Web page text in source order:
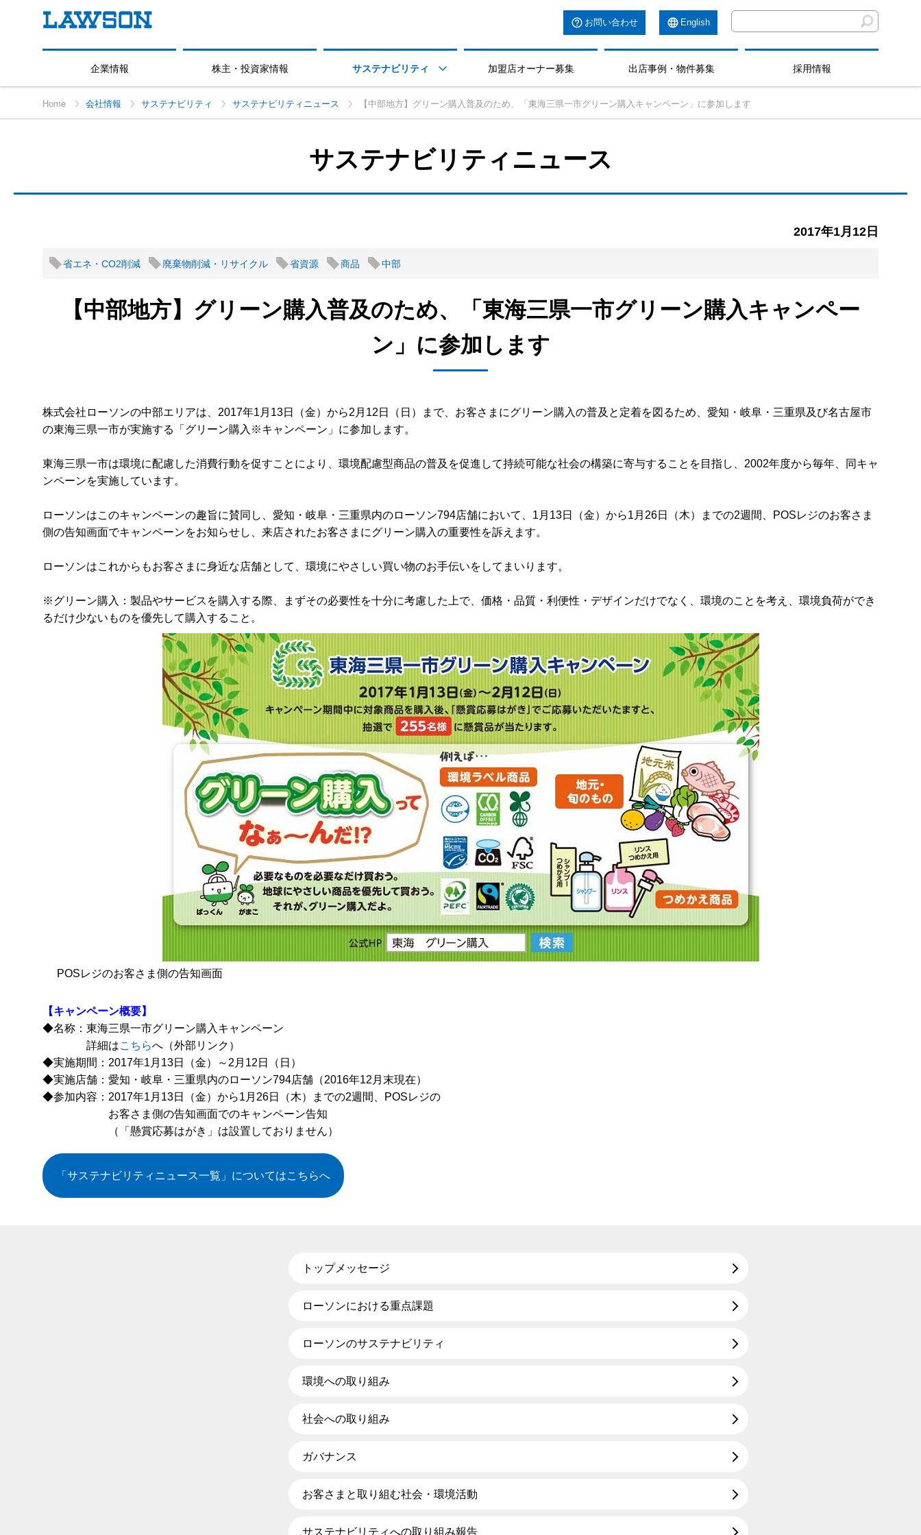
お問い合わせ English
企業情報 株主・投資家情報 サステナビリティ  加盟店オーナー募集 出店事例・物件募集 採用情報
Home 会社情報 サステナビリティ サステナビリティニュース 【中部地方】グリーン購入普及のため、「東海三県一市グリーン購入キャンペーン」に参加します
サステナビリティニュース
2017年1月12日
省エネ・CO2削減 廃棄物削減・リサイクル 省資源 商品 中部
【中部地方】グリーン購入普及のため、「東海三県一市グリーン購入キャンペー
ン」に参加します
株式会社ローソンの中部エリアは、2017年1月13日（金）から2月12日（日）まで、お客さまにグリーン購入の普及と定着を図るため、愛知・岐阜・三重県及び名古屋市
の東海三県一市が実施する「グリーン購入※キャンペーン」に参加します。
東海三県一市は環境に配慮した消費行動を促すことにより、環境配慮型商品の普及を促進して持続可能な社会の構築に寄与することを目指し、2002年度から毎年、同キャ
ンペーンを実施しています。
ローソンはこのキャンペーンの趣旨に賛同し、愛知・岐阜・三重県内のローソン794店舗において、1月13日（金）から1月26日（木）までの2週間、POSレジのお客さま
側の告知画面でキャンペーンをお知らせし、来店されたお客さまにグリーン購入の重要性を訴えます。
ローソンはこれからもお客さまに身近な店舗として、環境にやさしい買い物のお手伝いをしてまいります。
※グリーン購入：製品やサービスを購入する際、まずその必要性を十分に考慮した上で、価格・品質・利便性・デザインだけでなく、環境のことを考え、環境負荷ができ
るだけ少ないものを優先して購入すること。
POSレジのお客さま側の告知画面
【キャンペーン概要】
◆名称：東海三県一市グリーン購入キャンペーン
詳細はこちらへ（外部リンク）
◆実施期間：2017年1月13日（金）～2月12日（日）
◆実施店舗：愛知・岐阜・三重県内のローソン794店舗（2016年12月末現在）
◆参加内容：2017年1月13日（金）から1月26日（木）までの2週間、POSレジの
お客さま側の告知画面でのキャンペーン告知
（「懸賞応募はがき」は設置しておりません）
「サステナビリティニュース一覧」 についてはこちらへ
トップメッセージ
ローソンにおける重点課題
ローソンのサステナビリティ
環境への取り組み
社会への取り組み
ガバナンス
お客さまと取り組む社会・環境活動
サステナビリティへの取り組み報告